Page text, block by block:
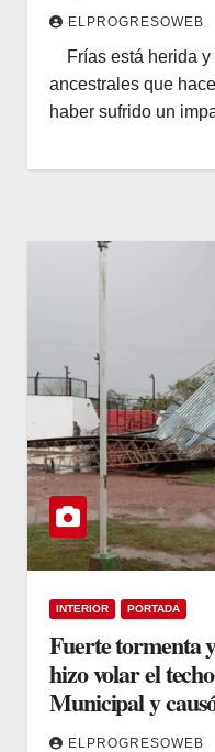
ELPROGRESOWEB
Frías está herida y
ancestrales que
haber sufrido un
INTERIOR PORTADA
Fuerte tormenta
hizo volar el
Municipal y
ELPROGRESOWEB